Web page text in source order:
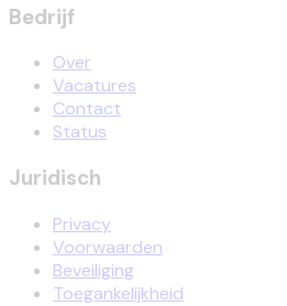
Bedrijf
Over
Vacatures
Contact
Status
Juridisch
Privacy
Voorwaarden
Beveiliging
Toegankelijkheid